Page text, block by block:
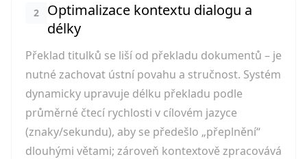
2
Optimalizace kontextu dialogu a
délky
Překlad titulků se liší od překladu dokumentů – je
nutné zachovat ústní povahu a stručnost. Systém
dynamicky upravuje délku překladu podle
průměrné čtecí rychlosti v cílovém jazyce
(znaky/sekundu), aby se předešlo „přeplnění“
dlouhými větami; zároveň kontextově zpracovává